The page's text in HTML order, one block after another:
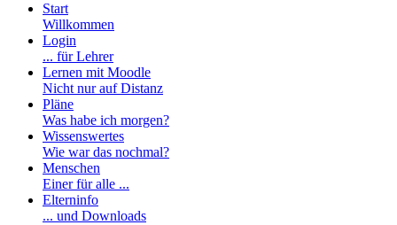
Start
Willkommen
Login
... für Lehrer
Lernen mit Moodle
Nicht nur auf Distanz
Pläne
Was habe ich morgen?
Wissenswertes
Wie war das nochmal?
Menschen
Einer für alle ...
Elterninfo
... und Downloads